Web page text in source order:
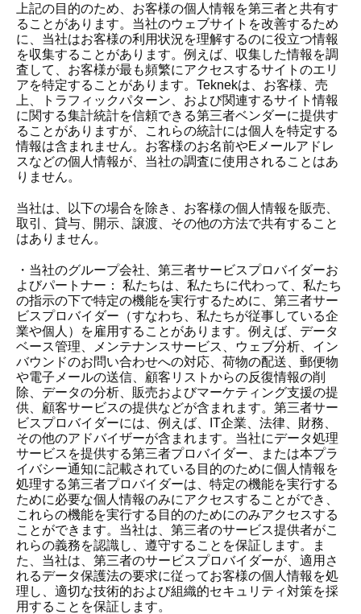
上記の目的のため、お客様の個人情報を第三者と共有す
ることがあります。当社のウェブサイトを改善するため
に、当社はお客様の利用状況を理解するのに役立つ情報
を収集することがあります。例えば、収集した情報を調
査して、お客様が最も頻繁にアクセスするサイトのエリ
アを特定することがあります。Teknekは、お客様、売
上、トラフィックパターン、および関連するサイト情報
に関する集計統計を信頼できる第三者ベンダーに提供す
ることがありますが、これらの統計には個人を特定する
情報は含まれません。お客様のお名前やEメールアドレ
スなどの個人情報が、当社の調査に使用されることはあ
りません。
当社は、以下の場合を除き、お客様の個人情報を販売、
取引、貸与、開示、譲渡、その他の方法で共有すること
はありません。
・当社のグループ会社、第三者サービスプロバイダーお
よびパートナー： 私たちは、私たちに代わって、私たち
の指示の下で特定の機能を実行するために、第三者サー
ビスプロバイダー（すなわち、私たちが従事している企
業や個人）を雇用することがあります。例えば、データ
ベース管理、メンテナンスサービス、ウェブ分析、イン
バウンドのお問い合わせへの対応、荷物の配送、郵便物
や電子メールの送信、顧客リストからの反復情報の削
除、データの分析、販売およびマーケティング支援の提
供、顧客サービスの提供などが含まれます。第三者サー
ビスプロバイダーには、例えば、IT企業、法律、財務、
その他のアドバイザーが含まれます。当社にデータ処理
サービスを提供する第三者プロバイダー、または本プラ
イバシー通知に記載されている目的のために個人情報を
処理する第三者プロバイダーは、特定の機能を実行する
ために必要な個人情報のみにアクセスすることができ、
これらの機能を実行する目的のためにのみアクセスする
ことができます。当社は、第三者のサービス提供者がこ
れらの義務を認識し、遵守することを保証します。ま
た、当社は、第三者のサービスプロバイダーが、適用さ
れるデータ保護法の要求に従ってお客様の個人情報を処
理し、適切な技術的および組織的セキュリティ対策を採
用することを保証します。